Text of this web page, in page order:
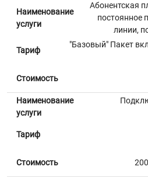
Наименование
услуги
Абонентская
постоянное
линии,
Тариф
"Базовый" Пакет
Стоимость
Наименование
услуги
Тариф
Стоимость